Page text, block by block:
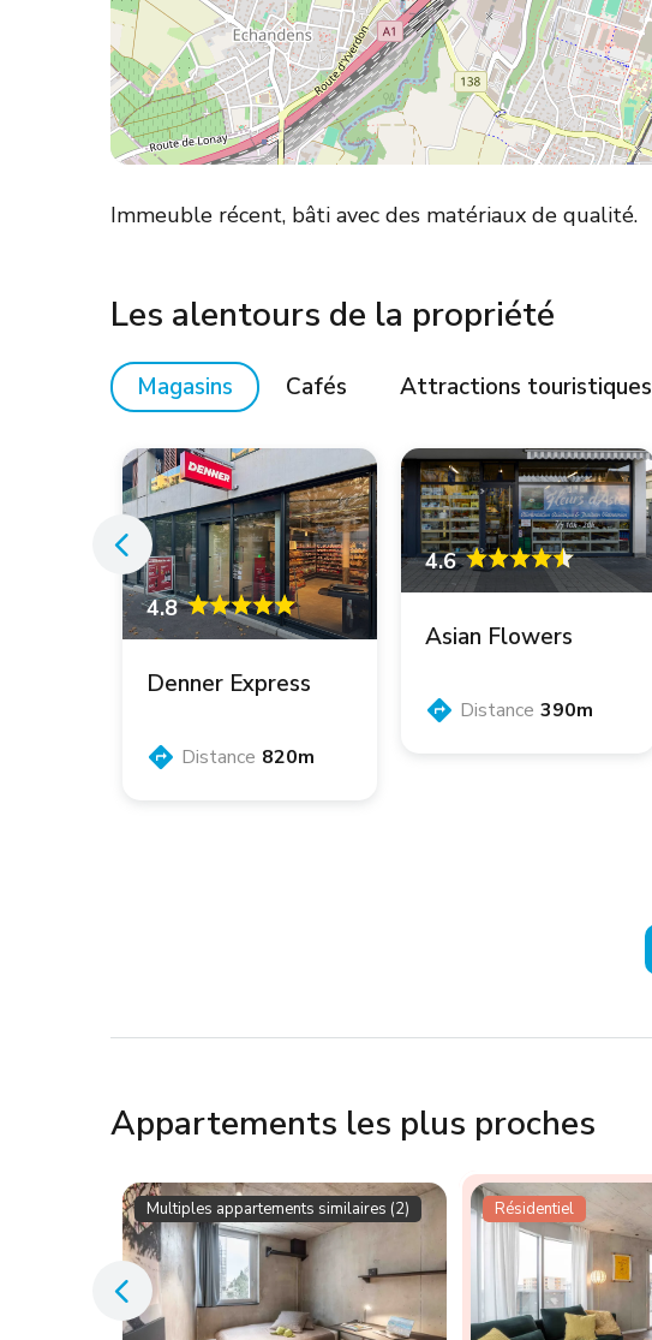
Immeuble récent, bâti avec des matériaux de qualité.
Les alentours de la propriété
Magasins Cafés Attractions touristiques
4.8
Denner Express
Distance 820m
4.6
Asian Flowers
Distance 390m
Appartements les plus proches
Multiples appartements similaires (2) Résidentiel